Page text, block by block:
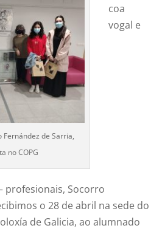
Fernández de Sarria,
no COPG
coa
vogal e
profesionais, Socorro
o 28 de abril na sede do
de Galicia, ao alumnado